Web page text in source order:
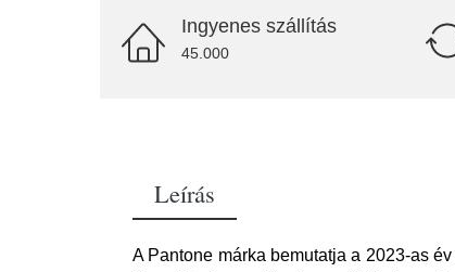
Ingyenes szállítás
45.000
Leírás
A Pantone márka bemutatja a 2023-as